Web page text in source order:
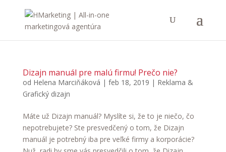
Dizajn manuál pre malú firmu! Prečo nie?
od Helena Marciňáková | feb 18, 2019 | Reklama &
Grafický dizajn
Máte už Dizajn manuál? Myslíte si, že to je niečo, čo
nepotrebujete? Ste presvedčený o tom, že Dizajn
manuál je potrebný iba pre veľké firmy a korporácie?